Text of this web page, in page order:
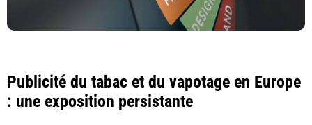
Publicité du tabac et du vapotage en Europe
: une exposition persistante